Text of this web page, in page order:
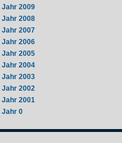
Jahr 2009
Jahr 2008
Jahr 2007
Jahr 2006
Jahr 2005
Jahr 2004
Jahr 2003
Jahr 2002
Jahr 2001
Jahr 0